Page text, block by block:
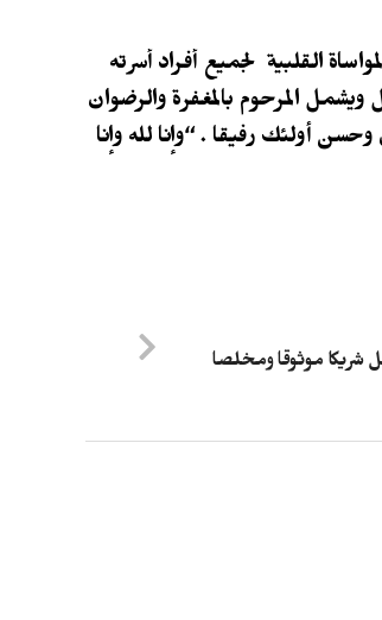
القلبية لجميع أفراد أسرته
ويشمل المرحوم بالمغفرة والرضوان
أولئك رفيقا . “وإنا لله وإنا
شريكا موثوقا ومخلصا